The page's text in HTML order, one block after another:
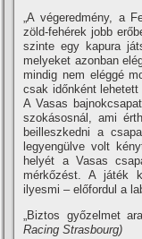
„A végeredmény, a
zöld-fehérek jobb
szinte egy kapura
melyeket azonban
mindig nem eléggé
csak időnként
A Vasas
szokásosnál, ami
beilleszkedni a
legyengülve volt
helyét a Vasas
mérkőzést. A játék
ilyesmi – előfordul a
„Biztos győzelmet
Racing Strasbourg)